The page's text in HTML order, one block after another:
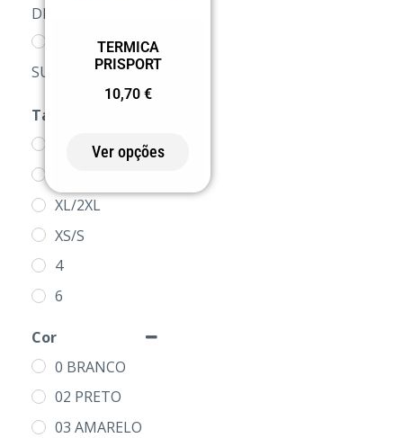
DE AZEITÃO
CCD OLIVAIS
SUL
LOJA DOS
PRODUTOS
Tamanho
2XS/3XS
XL/2XL
XS/S
4
6
10
Cor
0 BRANCO
02 PRETO
03 AMARELO
TERMICA
PRISPORT
10,70 €
Ver opções